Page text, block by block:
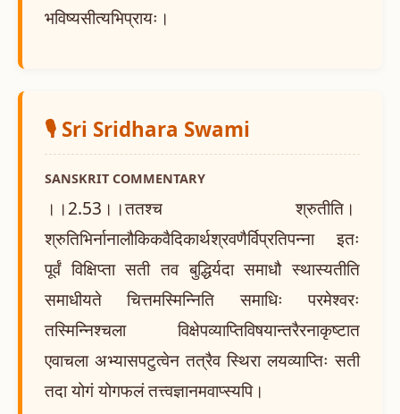
भविष्यसीत्यभिप्रायः।
🎙️ Sri Sridhara Swami
SANSKRIT COMMENTARY
।।2.53।।ततश्च श्रुतीति।
श्रुतिभिर्नानालौकिकवैदिकार्थश्रवणैर्विप्रतिपन्ना इतः
पूर्वं विक्षिप्ता सती तव बुद्धिर्यदा समाधौ स्थास्यतीति
समाधीयते चित्तमस्मिन्निति समाधिः परमेश्वरः
तस्मिन्निश्चला विक्षेपव्याप्तिविषयान्तरैरनाकृष्टात
एवाचला अभ्यासपटुत्वेन तत्रैव स्थिरा लयव्याप्तिः सती
तदा योगं योगफलं तत्त्वज्ञानमवाप्स्यपि।